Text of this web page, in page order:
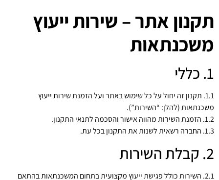
תקנון אתר – שירות ייעוץ
משכנתאות
1. כללי
1.1. תקנון זה יחול על כל שימוש באתר ועל הזמנת שירות ייעוץ
משכנתאות (להלן: “השירות”).
1.2. הזמנת השירות מהווה אישור והסכמה לתנאי התקנון.
1.3. החברה רשאית לשנות את התקנון בכל עת.
2. קבלת השירות
2.1. השירות כולל פגישת ייעוץ מקצועית בתחום המשכנתאות בהתאם